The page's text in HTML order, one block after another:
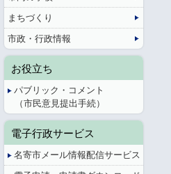
まちづくり
市政・行政情報
お役立ち
パブリック・コメント
（市民意見提出手続）
電子行政サービス
名寄市メール情報配信サービス